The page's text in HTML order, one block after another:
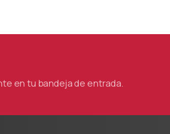
en tu bandeja de entrada.